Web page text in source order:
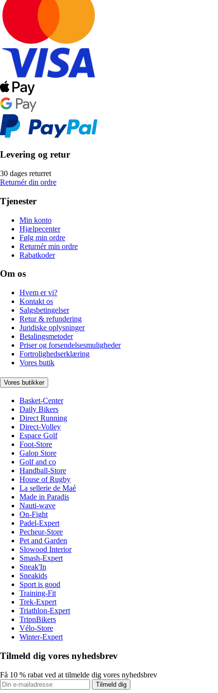
Levering og retur
30 dages returret
Returnér din ordre
Tjenester
Min konto
Hjælpecenter
Følg min ordre
Returnér min ordre
Rabatkoder
Om os
Hvem er vi?
Kontakt os
Salgsbetingelser
Retur & refundering
Juridiske oplysninger
Betalingsmetoder
Priser og forsendelsesmuligheder
Fortrolighedserklæring
Vores butik
Vores butikker
Basket-Center
Daily Bikers
Direct Running
Direct-Volley
Espace Golf
Foot-Store
Galop Store
Golf and co
Handball-Store
House of Rugby
La sellerie de Maé
Made in Paradis
Nauti-wave
On-Fight
Padel-Expert
Pecheur-Store
Pet and Garden
Slowood Interior
Smash-Expert
Sneak'In
Sneakids
Sport is good
Training-Fit
Trek-Expert
Triathlon-Expert
TripnBikers
Vélo-Store
Winter-Expert
Tilmeld dig vores nyhedsbrev
Få 10 % rabat ved at tilmelde dig vores nyhedsbrev
Tilmeld dig